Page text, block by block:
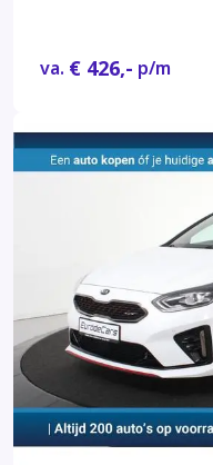
va. € 426,- p/m